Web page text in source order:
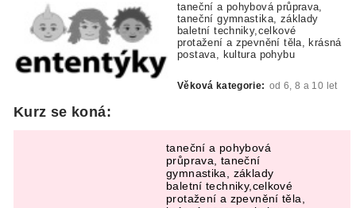
taneční a pohybová průprava,
taneční gymnastika, základy
baletní techniky,celkové
protažení a zpevnění těla, krásná
postava, kultura pohybu
Věková kategorie: od 6, 8 a 10 let
Kurz se koná:
taneční a pohybová
průprava, taneční
gymnastika, základy
baletní techniky,celkové
protažení a zpevnění těla,